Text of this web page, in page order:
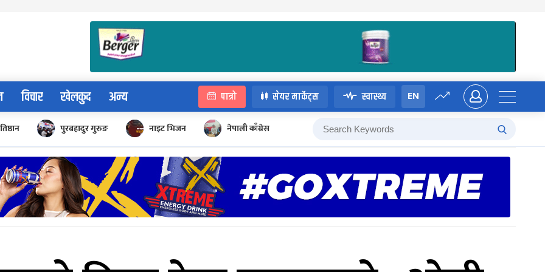
विचार खेलकुद अन्य पात्रो सेयर मार्केट्स स्वास्थ्य EN
पुरबहादुर गुरुङ नाइट भिजन नेपाली काँग्रेस